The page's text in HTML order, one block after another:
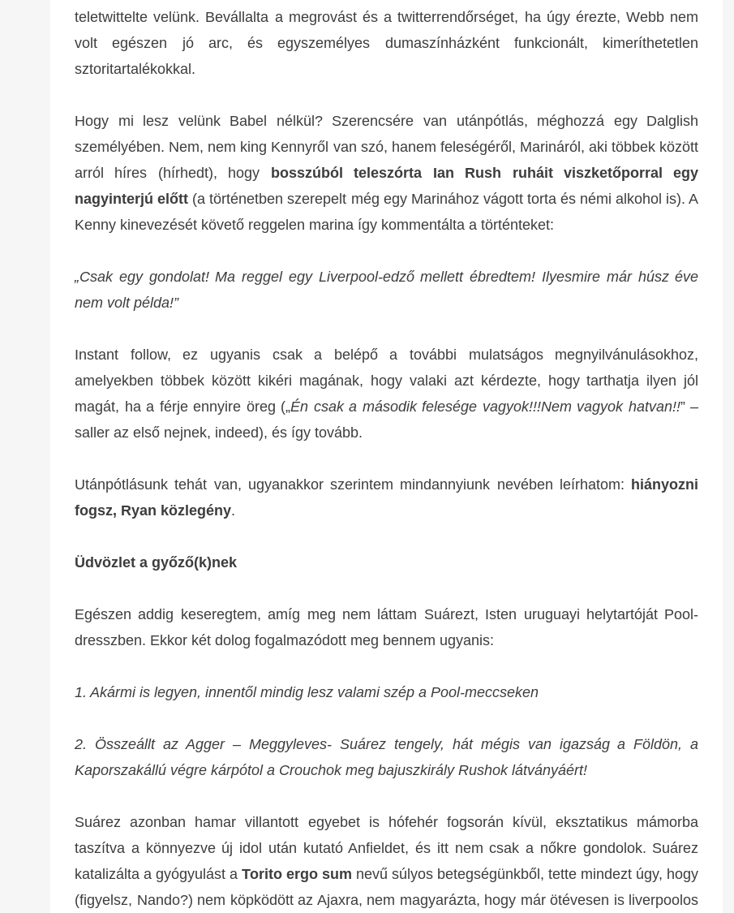
teletwittelte velünk. Bevállalta a megrovást és a twitterrendőrséget, ha úgy érezte, Webb nem
volt egészen jó arc, és egyszemélyes dumaszínházként funkcionált, kimeríthetetlen
sztoritartalékokkal.
Hogy mi lesz velünk Babel nélkül? Szerencsére van utánpótlás, méghozzá egy Dalglish
személyében. Nem, nem king Kennyről van szó, hanem feleségéről, Marináról, aki többek között
arról híres (hírhedt), hogy
bosszúból teleszórta Ian Rush ruháit viszketőporral egy
nagyinterjú előtt (a történetben szerepelt még egy Marinához vágott torta és némi alkohol is). A
Kenny kinevezését követő reggelen marina így kommentálta a történteket:
„Csak egy gondolat! Ma reggel egy Liverpool-edző mellett ébredtem! Ilyesmire már húsz éve
nem volt példa!”
Instant follow, ez ugyanis csak a belépő a további mulatságos megnyilvánulásokhoz,
amelyekben többek között kikéri magának, hogy valaki azt kérdezte, hogy tarthatja ilyen jól
magát, ha a férje ennyire öreg („Én csak a második felesége vagyok!!!Nem vagyok hatvan!!” –
saller az első nejnek, indeed), és így tovább.
Utánpótlásunk tehát van, ugyanakkor szerintem mindannyiunk nevében leírhatom: hiányozni
fogsz, Ryan közlegény.
Üdvözlet a győző(k)nek
Egészen addig keseregtem, amíg meg nem láttam Suárezt, Isten uruguayi helytartóját Pool-
dresszben. Ekkor két dolog fogalmazódott meg bennem ugyanis:
1. Akármi is legyen, innentől mindig lesz valami szép a Pool-meccseken
2. Összeállt az Agger – Meggyleves- Suárez tengely, hát mégis van igazság a Földön, a
Kaporszakállú végre kárpótol a Crouchok meg bajuszkirály Rushok látványáért!
Suárez azonban hamar villantott egyebet is hófehér fogsorán kívül, eksztatikus mámorba
taszítva a könnyezve új idol után kutató Anfieldet, és itt nem csak a nőkre gondolok. Suárez
katalizálta a gyógyulást aTorito ergo sum nevű súlyos betegségünkből, tette mindezt úgy, hogy
(figyelsz, Nando?) nem köpködött az Ajaxra, nem magyarázta, hogy már ötévesen is liverpoolos